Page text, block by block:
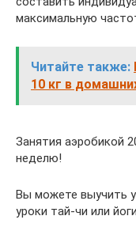
максимальную
Читайте также:
10 кг в
Занятия аэробикой
неделю!
Вы можете выучить
уроки тай-чи или